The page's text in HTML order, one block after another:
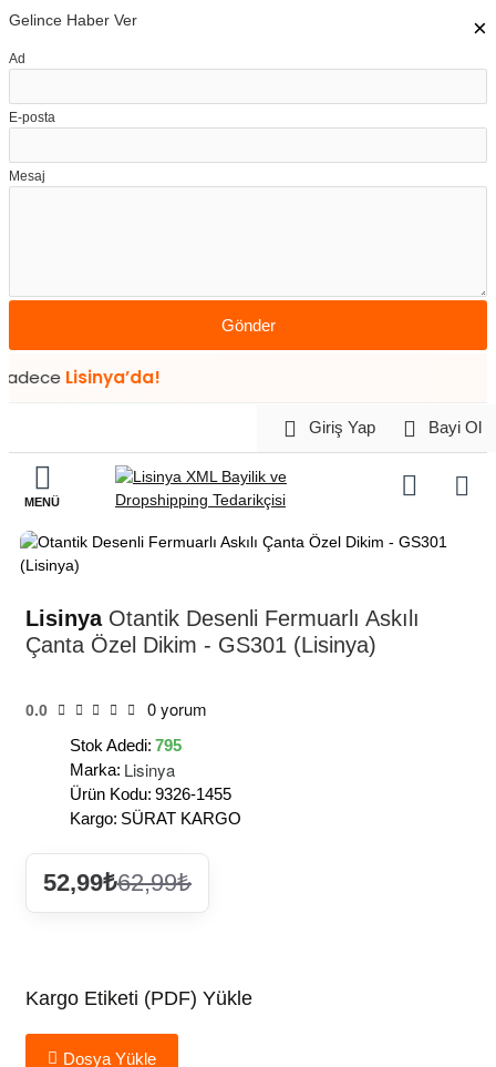
×
Gelince Haber Ver
Ad
E-posta
Mesaj
Gönder
Lisinya’da!
Giriş Yap Bayi Ol
LisinyaOtantik Desenli Fermuarlı Askılı
Çanta Özel Dikim - GS301 (Lisinya)
0.0 0 yorum
Stok Adedi: 795
Marka: Lisinya
Ürün Kodu: 9326-1455
Kargo: SÜRAT KARGO
52,99₺62,99₺
Kargo Etiketi (PDF) Yükle
Dosya Yükle